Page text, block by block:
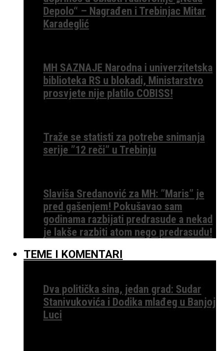
Depolo“ – Nagrađen i Trebinjac Mitar
Karadeglić
MH SAZNAJE Narodna i univerzitetska
biblioteka RS u blokadi, Ministarstvo
prosvjete nije platilo COBISS!
Traže se statisti za potrebe snimanja
serije ”12 reči” u Trebinju
Slaviša Sredanović za MH: ”Maris” je
pred gašenjem! Pokušavao sam
godinama razbijati predrasude a nekad
je lakše razbiti atom nego predrasudu!
TEME I KOMENTARI
Dva politička sina, jedan grad: Sudar
Stanivukovića i Dodika mlađeg u Banjoj
Luci